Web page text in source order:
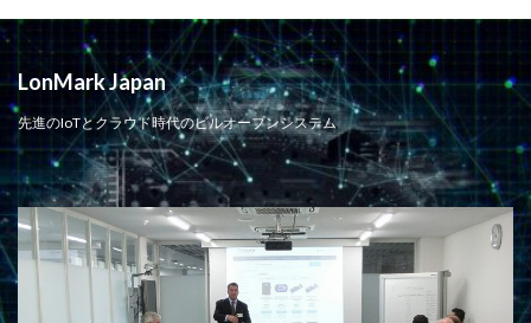
LonMark Japan
先進のIoTとクラウド時代のビルオープンシステム